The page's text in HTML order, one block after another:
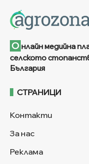
О нлайн медийна
селското
България
СТРАНИЦИ
Контакти
За нас
Реклама